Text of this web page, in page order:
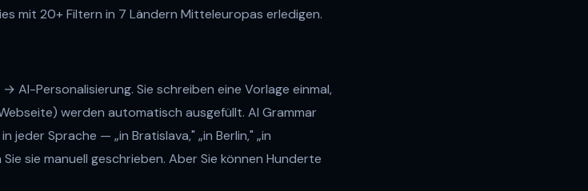
mit 20+ Filtern in 7 Ländern Mitteleuropas erledigen.
AI-Personalisierung. Sie schreiben eine Vorlage einmal,
werden automatisch ausgefüllt. AI Grammar
jeder Sprache — „in Bratislava," „in Berlin," „in
sie manuell geschrieben. Aber Sie können Hunderte